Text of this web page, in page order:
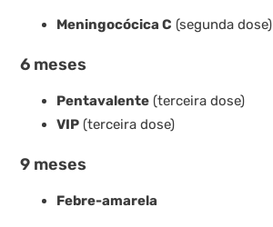
Meningocócica C (segunda dose)
6 meses
Pentavalente (terceira dose)
VIP (terceira dose)
9 meses
Febre-amarela